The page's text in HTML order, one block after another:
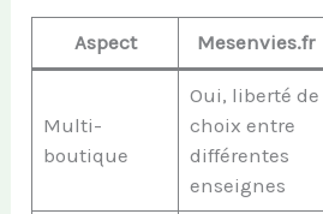
Aspect Mesenvies.fr
Multi-
boutique
Oui, liberté de
choix entre
différentes
enseignes